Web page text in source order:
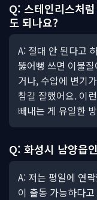
Q: 스테인리스처
도 되나요?
A: 절대 안 된다고
뚫어뻥 쓰면 이물
거나, 수압에 변기
참길 잘했어요. 이
빼내는 게 유일한
Q: 화성시 남양읍
A: 저는 평일에 연
이 출동 가능하다